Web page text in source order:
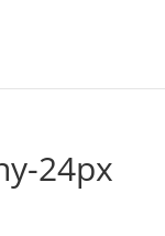
24px